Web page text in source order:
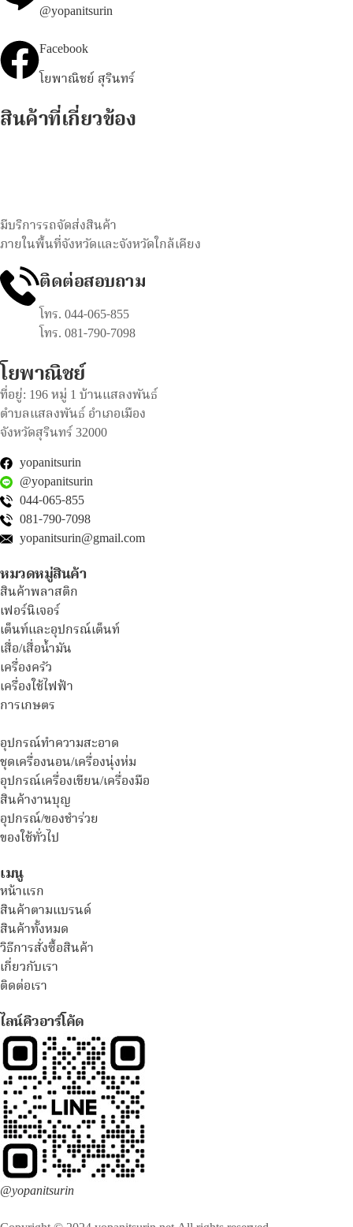
@yopanitsurin
Facebook
โยพาณิชย์ สุรินทร์
สินค้าที่เกี่ยวข้อง
มีบริการรถจัดส่งสินค้า
ภายในพื้นที่จังหวัดและจังหวัดใกล้เคียง
ติดต่อสอบถาม
โทร. 044-065-855
โทร. 081-790-7098
โยพาณิชย์
ที่อยู่: 196 หมู่ 1 บ้านแสลงพันธ์
ตำบลแสลงพันธ์ อำเภอเมือง
จังหวัดสุรินทร์ 32000
yopanitsurin
@yopanitsurin
044-065-855
081-790-7098
yopanitsurin@gmail.com
หมวดหมู่สินค้า
สินค้าพลาสติก
เฟอร์นิเจอร์
เต็นท์และอุปกรณ์เต็นท์
เสื่อ/เสื่อน้ำมัน
เครื่องครัว
เครื่องใช้ไฟฟ้า
การเกษตร
อุปกรณ์ทำความสะอาด
ชุดเครื่องนอน/เครื่องนุ่งห่ม
อุปกรณ์เครื่องเขียน/เครื่องมือ
สินค้างานบุญ
อุปกรณ์/ของชำร่วย
ของใช้ทั่วไป
เมนู
หน้าแรก
สินค้าตามแบรนด์
สินค้าทั้งหมด
วิธีการสั่งซื้อสินค้า
เกี่ยวกับเรา
ติดต่อเรา
ไลน์คิวอาร์โค้ด
@yopanitsurin